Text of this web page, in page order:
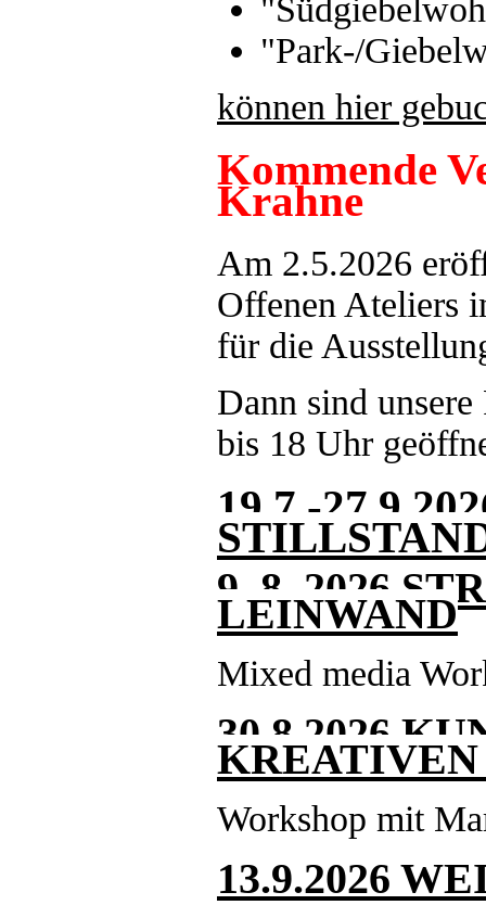
"Park-/
können hier
Kommende
Krahne
Am 2.5.2026
Offenen Ateliers
für die
Dann sind
bis 18 Uhr
19.7.-
9. 8. 2026
LEINWAND
Mixed media
30.8.2026
Workshop mit
13.9.2026